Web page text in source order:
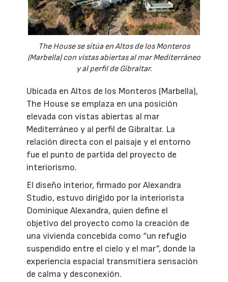
The House se sitúa en Altos de los Monteros
(Marbella) con vistas abiertas al mar Mediterráneo
y al perfil de Gibraltar.
Ubicada en Altos de los Monteros (Marbella),
The House se emplaza en una posición
elevada con vistas abiertas al mar
Mediterráneo y al perfil de Gibraltar. La
relación directa con el paisaje y el entorno
fue el punto de partida del proyecto de
interiorismo.
El diseño interior, firmado por Alexandra
Studio, estuvo dirigido por la interiorista
Dominique Alexandra, quien define el
objetivo del proyecto como la creación de
una vivienda concebida como “un refugio
suspendido entre el cielo y el mar”, donde la
experiencia espacial transmitiera sensación
de calma y desconexión.